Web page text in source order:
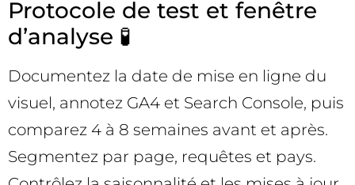
Protocole de test et fenêtre
d’analyse 🧪
Documentez la date de mise en ligne du
visuel, annotez GA4 et Search Console, puis
comparez 4 à 8 semaines avant et après.
Segmentez par page, requêtes et pays.